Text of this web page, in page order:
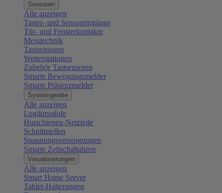
Sensoren
Alle anzeigen
Taster- und Sensoreingänge
Tür- und Fensterkontakte
Messtechnik
Tastsensoren
Wetterstationen
Zubehör Tastsensoren
Smarte Bewegungsmelder
Smarte Präsenzmelder
Systemgeräte
Alle anzeigen
Logikmodule
Hutschienen-Netzteile
Schnittstellen
Spannungsversorgungen
Smarte Zeitschaltuhren
Visualisierungen
Alle anzeigen
Smart Home Server
Tablet-Halterungen